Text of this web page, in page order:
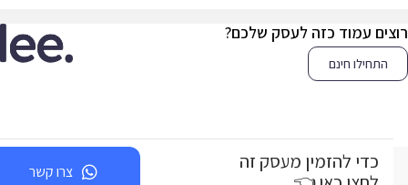
עמוד כזה לעסק שלכם?
התחילו חינם
כדי להזמין מעסק זה
צרו קשר